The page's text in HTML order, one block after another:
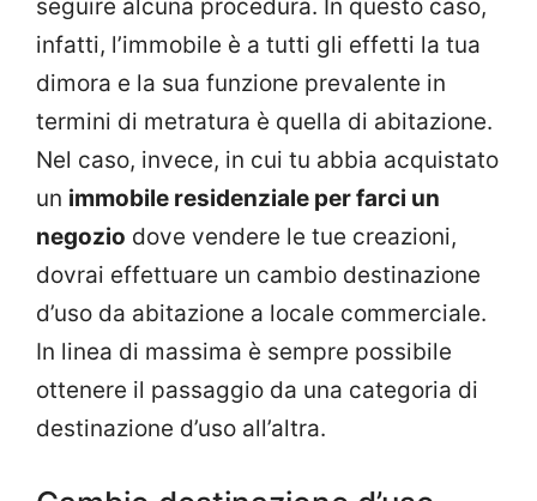
seguire alcuna procedura. In questo caso,
infatti, l’immobile è a tutti gli effetti la tua
dimora e la sua funzione prevalente in
termini di metratura è quella di abitazione.
Nel caso, invece, in cui tu abbia acquistato
un immobile residenziale per farci un
negozio dove vendere le tue creazioni,
dovrai effettuare un cambio destinazione
d’uso da abitazione a locale commerciale.
In linea di massima è sempre possibile
ottenere il passaggio da una categoria di
destinazione d’uso all’altra.